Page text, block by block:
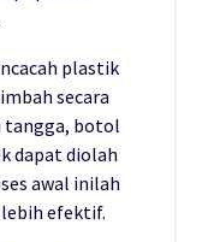
plastik
secara
tangga, botol
dapat diolah
awal inilah
efektif.